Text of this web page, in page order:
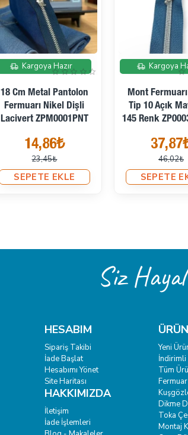
İndirimde
Kargoya Hazır
18 Cm Metal Pantolon
Fermuarı Nikel Dişli
Lacivert ZPM0001PNT
14,86₺
23,45₺
SEPETE EKLE
Kargoya
Mont
Tip 10 Açık
145 Renk
46,02₺
SEPETE
Siz
HESABIM
Sipariş Takibi
İade Başlat
Hesabımı Yönet
Site Haritası
HAKKIMIZDA
İletişim
İade İşlemleri
Yeni
Tüm
Dikme
Toka
Montaj